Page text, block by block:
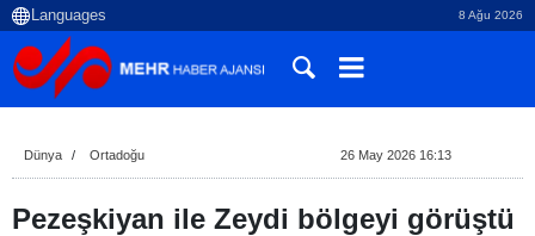
8 Ağu 2026
Dünya Ortadoğu 26 May 2026 16:13
Pezeşkiyan ile Zeydi bölgeyi görüştü